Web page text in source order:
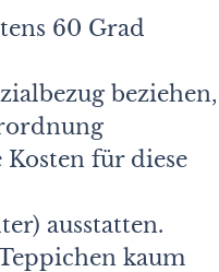
60 Grad
beziehen,
für diese
ausstatten.
kaum